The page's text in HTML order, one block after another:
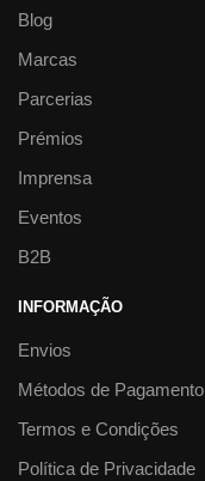
Blog
Marcas
Parcerias
Prémios
Imprensa
Eventos
B2B
INFORMAÇÃO
Envios
Métodos de Pagamento
Termos e Condições
Política de Privacidade